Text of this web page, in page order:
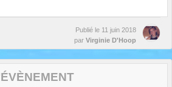
Publié le 11 juin 2018
par Virginie D'Hoop